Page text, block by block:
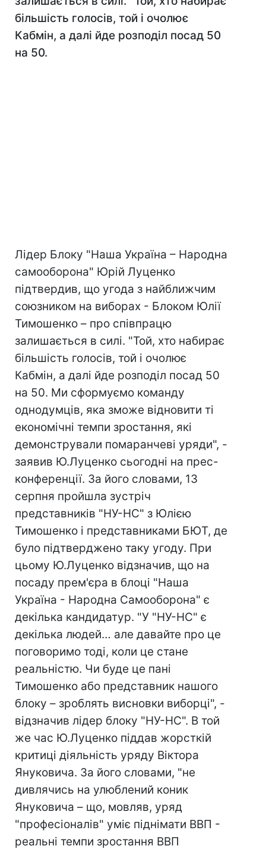
більшість голосів, той і очолює
Кабмін, а далі йде розподіл посад 50
на 50.
Лідер Блоку "Наша Україна – Народна
самооборона" Юрій Луценко
підтвердив, що угода з найближчим
союзником на виборах - Блоком Юлії
Тимошенко – про співпрацю
залишається в силі. "Той, хто набирає
більшість голосів, той і очолює
Кабмін, а далі йде розподіл посад 50
на 50. Ми сформуємо команду
однодумців, яка зможе відновити ті
економічні темпи зростання, які
демонстрували помаранчеві уряди", -
заявив Ю.Луценко сьогодні на прес-
конференції. За його словами, 13
серпня пройшла зустріч
представників "НУ-НС" з Юлією
Тимошенко і представниками БЮТ, де
було підтверджено таку угоду. При
цьому Ю.Луценко відзначив, що на
посаду прем'єра в блоці "Наша
Україна - Народна Самооборона" є
декілька кандидатур. "У "НУ-НС" є
декілька людей… але давайте про це
поговоримо тоді, коли це стане
реальністю. Чи буде це пані
Тимошенко або представник нашого
блоку – зроблять висновки виборці", -
відзначив лідер блоку "НУ-НС". В той
же час Ю.Луценко піддав жорсткій
критиці діяльність уряду Віктора
Януковича. За його словами, "не
дивлячись на улюблений коник
Януковича – що, мовляв, уряд
"професіоналів" уміє піднімати ВВП -
реальні темпи зростання ВВП